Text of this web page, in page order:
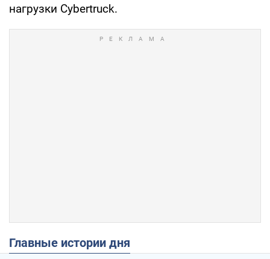
нагрузки Cybertruck.
Главные истории дня